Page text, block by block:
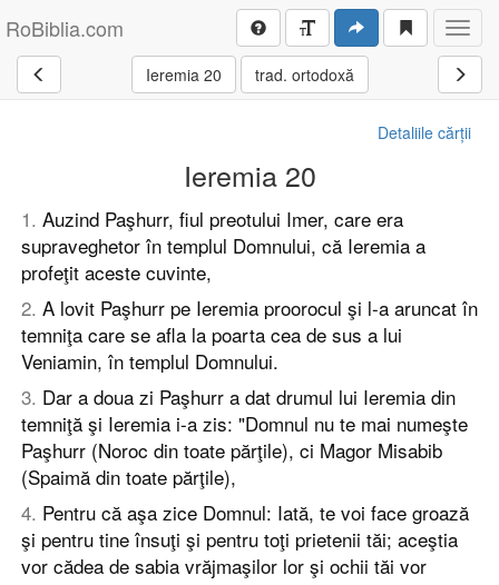
RoBiblia.com
Ieremia 20 trad. ortodoxă
Detaliile cărții
Ieremia 20
1. Auzind Paşhurr, fiul preotului Imer, care era
supraveghetor în templul Domnului, că Ieremia a
profeţit aceste cuvinte,
2. A lovit Paşhurr pe Ieremia proorocul şi l-a aruncat în
temniţa care se afla la poarta cea de sus a lui
Veniamin, în templul Domnului.
3. Dar a doua zi Paşhurr a dat drumul lui Ieremia din
temniţă şi Ieremia i-a zis: "Domnul nu te mai numeşte
Paşhurr (Noroc din toate părţile), ci Magor Misabib
(Spaimă din toate părţile),
4. Pentru că aşa zice Domnul: Iată, te voi face groază
şi pentru tine însuţi şi pentru toţi prietenii tăi; aceştia
vor cădea de sabia vrăjmaşilor lor şi ochii tăi vor